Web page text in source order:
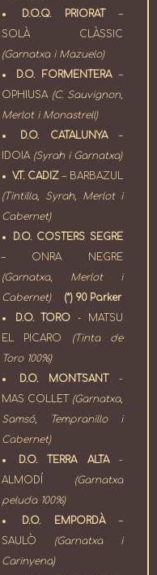
D.O.Q. PRIORAT
–
SOLÀ CLÀSSIC
(Garnatxa i Mazuelo)
D.O. FORMENTERA–
OPHIUSA (C. Sauvignon,
Merlot i Monastrell)
D.O. CATALUNYA–
IDOIA (Syrah i Garnatxa)
V.T. CADIZ– BARBAZUL
(Tintilla, Syrah, Merlot i
Cabernet)
D.O. COSTERS SEGRE
– ONRA NEGRE
(Garnatxa, Merlot i
Cabernet)
(*) 90 Parker
D.O. TORO - MATSU
EL PICARO
(Tinta de
Toro 100%)
D.O. MONTSANT
-
MAS COLLET (Garnatxa,
Samsó, Tempranillo i
Cabernet)
D.O. TERRA ALTA-
ALMODÍ (Garnatxa
peluda 100%)
D.O. EMPORDÀ–
SAULÒ (Garnatxa i
Carinyena)